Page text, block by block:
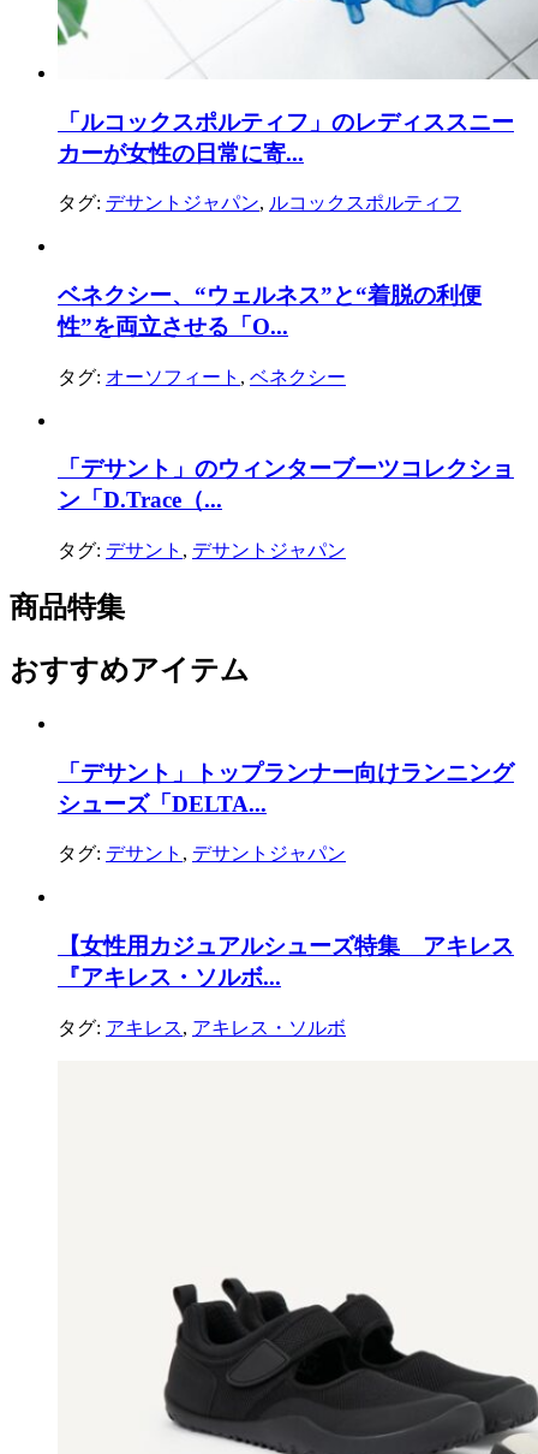
「ルコックスポルティフ」のレディススニー
カーが女性の日常に寄...
タグ: デサントジャパン, ルコックスポルティフ
ベネクシー、“ウェルネス”と“着脱の利便
性”を両立させる「O...
タグ: オーソフィート , ベネクシー
「デサント」のウィンターブーツコレクショ
ン「D.Trace（...
タグ: デサント , デサントジャパン
商品特集
おすすめアイテム
「デサント」トップランナー向けランニング
シューズ「DELTA...
タグ: デサント , デサントジャパン
【女性用カジュアルシューズ特集 アキレス
『アキレス・ソルボ...
タグ: アキレス, アキレス・ソルボ